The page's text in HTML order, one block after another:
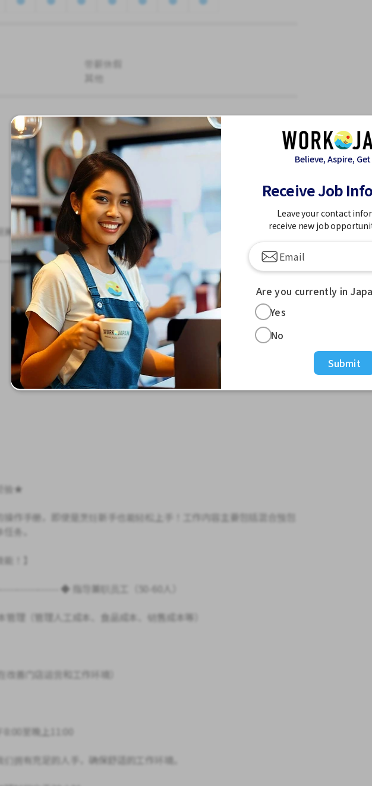
带薪休假
其他
房和餐厅工作开始！】
■厨房
验★
操作手册，即使是烹饪新手也能轻松上手！工作内容主要包括混合预包
务。
！】
◆ 指导兼职员工（50-60人）
理（管理人工成本、食品成本、销售成本等）
善门店运营和工作环境）
至晚上11:00
拥有充足的人手，确保舒适的工作环境。
Believe, Aspire,
Receive Job
Leave your contact
receive new job
Are you currently in
Yes
No
Submit